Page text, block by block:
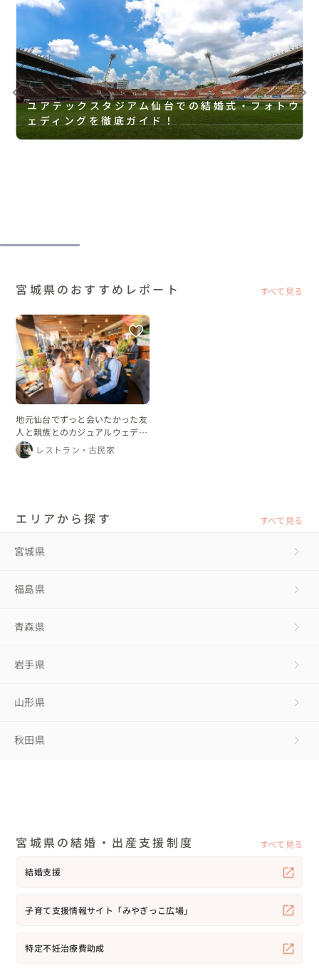
ユアテックスタジアム仙台での結婚式・フォトウ
ェディングを徹底ガイド！
宮城県のおすすめレポート すべて見る
地元仙台でずっと会いたかった友
人と親族とのカジュアルウェディ
ング レストラン・古民家
エリアから探す すべて見る
宮城県
福島県
青森県
岩手県
山形県
秋田県
宮城県の結婚・出産支援制度 すべて見る
結婚支援
子育て支援情報サイト「みやぎっこ広場」
特定不妊治療費助成